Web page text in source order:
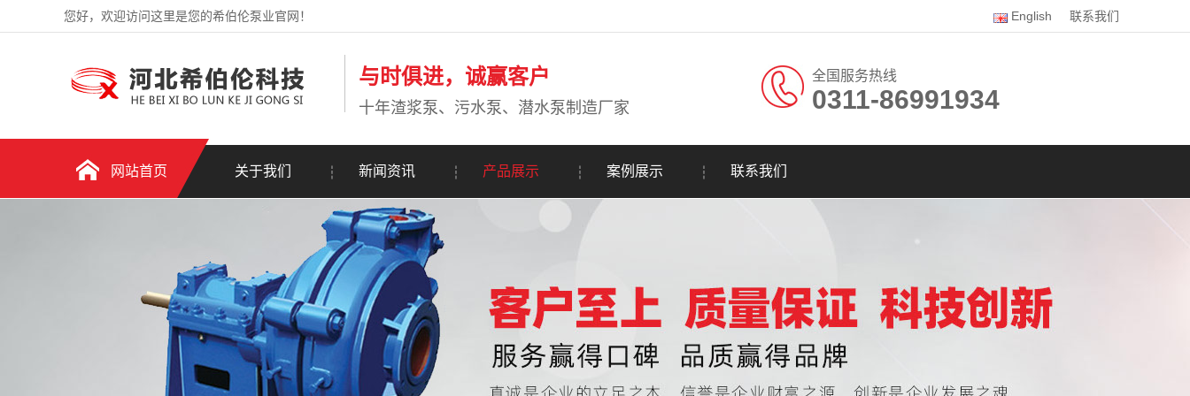
您好，欢迎访问这里是您的希伯伦泵业官网！ English 联系我们
与时俱进，诚赢客户
十年渣浆泵、污水泵、潜水泵制造厂家
全国服务热线
0311-86991934
网站首页 关于我们 新闻资讯 产品展示 案例展示 联系我们